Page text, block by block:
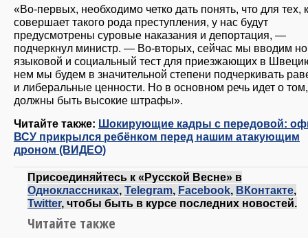
«Во-первых, необходимо четко дать понять, что для тех,
совершает такого рода преступления, у нас будут
предусмотрены суровые наказания и депортация, —
подчеркнул министр. — Во-вторых, сейчас мы вводим
языковой и социальный тест для приезжающих в
нем мы будем в значительной степени подчеркивать
и либеральные ценности. Но в основном речь идет о
должны быть высокие штрафы».
Читайте также: Шокирующие кадры с передовой:
ВСУ прикрылся ребёнком перед нашим атакующим
дроном (ВИДЕО)
Присоединяйтесь к «Русской Весне» в
Одноклассниках, Telegram, Facebook, ВКонтакте,
Twitter, чтобы быть в курсе последних новостей.
Читайте также